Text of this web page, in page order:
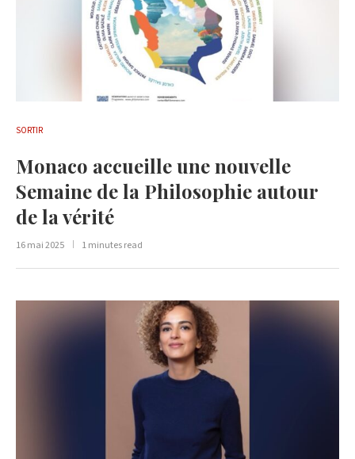
SORTIR
Monaco accueille une nouvelle
Semaine de la Philosophie autour
de la vérité
16 mai 2025 1 minutes read